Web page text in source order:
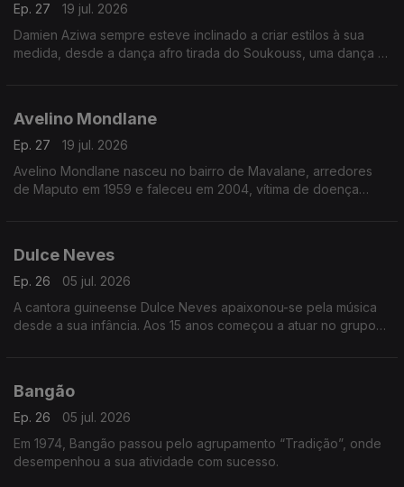
Ep. 27
19 jul. 2026
Damien Aziwa sempre esteve inclinado a criar estilos à sua
medida, desde a dança afro tirada do Soukouss, uma dança e
Avelino Mondlane
Ep. 27
19 jul. 2026
Avelino Mondlane nasceu no bairro de Mavalane, arredores
de Maputo em 1959 e faleceu em 2004, vítima de doença
Dulce Neves
Ep. 26
05 jul. 2026
A cantora guineense Dulce Neves apaixonou-se pela música
desde a sua infância. Aos 15 anos começou a atuar no grupo
Bangão
Ep. 26
05 jul. 2026
Em 1974, Bangão passou pelo agrupamento “Tradição”, onde
desempenhou a sua atividade com sucesso.